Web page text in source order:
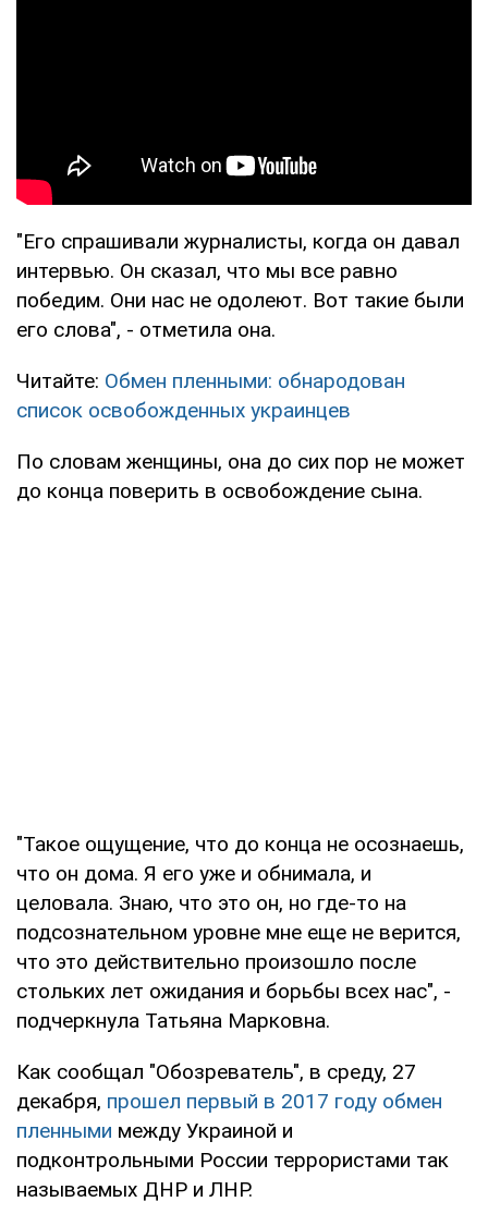
"Его спрашивали журналисты, когда он давал
интервью. Он сказал, что мы все равно
победим. Они нас не одолеют. Вот такие были
его слова", - отметила она.
Читайте: Обмен пленными: обнародован
список освобожденных украинцев
По словам женщины, она до сих пор не может
до конца поверить в освобождение сына.
"Такое ощущение, что до конца не осознаешь,
что он дома. Я его уже и обнимала, и
целовала. Знаю, что это он, но где-то на
подсознательном уровне мне еще не верится,
что это действительно произошло после
стольких лет ожидания и борьбы всех нас", -
подчеркнула Татьяна Марковна.
Как сообщал "Обозреватель", в среду, 27
декабря, прошел первый в 2017 году обмен
пленными между Украиной и
подконтрольными России террористами так
называемых ДНР и ЛНР.